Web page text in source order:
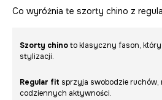
Co wyróżnia te szorty chino z
Szorty chinoto klasyczny fason, który
stylizacji.
Regular fit sprzyja swobodzie ruchów,
codziennych aktywności.